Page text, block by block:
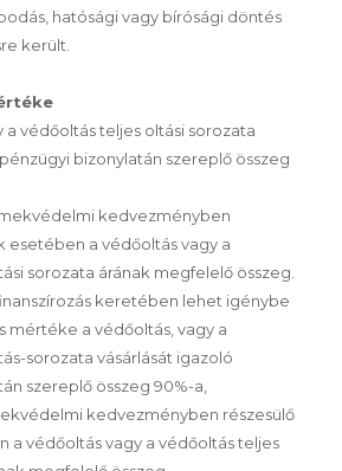
hatósági vagy bírósági döntés
került.
a védőoltás teljes oltási sorozata
bizonylatán szereplő összeg
kedvezményben
esetében a védőoltás vagy a
sorozata árának megfelelő összeg.
keretében lehet igénybe
mértéke a védőoltás, vagy a
sorozata vásárlását igazoló
szereplő összeg 90%-a,
kedvezményben részesülő
a védőoltás vagy a védőoltás teljes